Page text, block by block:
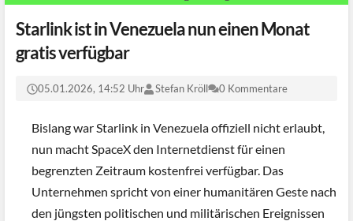
Starlink ist in Venezuela nun einen Monat
gratis verfügbar
05.01.2026, 14:52 Uhr Stefan Kröll 0 Kommentare
Bislang war Starlink in Venezuela offiziell nicht erlaubt,
nun macht SpaceX den Internetdienst für einen
begrenzten Zeitraum kostenfrei verfügbar. Das
Unternehmen spricht von einer humanitären Geste nach
den jüngsten politischen und militärischen Ereignissen